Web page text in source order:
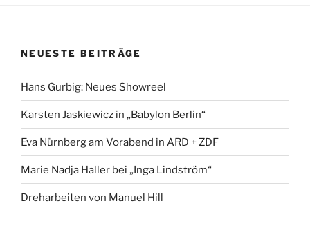
NEUESTE BEITRÄGE
Hans Gurbig: Neues Showreel
Karsten Jaskiewicz in „Babylon Berlin“
Eva Nürnberg am Vorabend in ARD + ZDF
Marie Nadja Haller bei „Inga Lindström“
Dreharbeiten von Manuel Hill